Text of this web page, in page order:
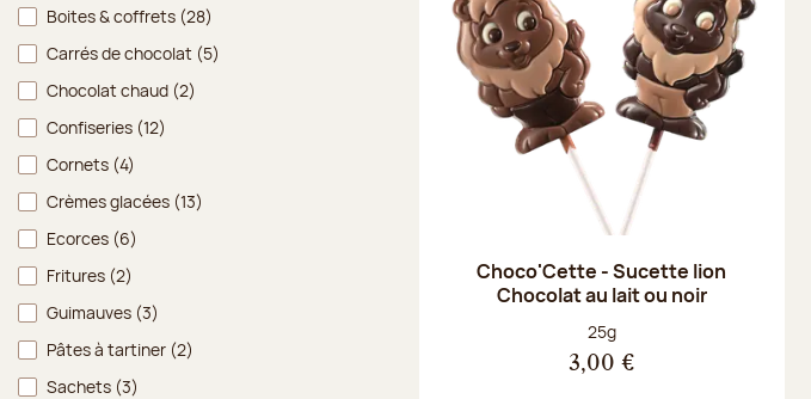
Boites & coffrets (28)
Carrés de chocolat (5)
Chocolat chaud (2)
Confiseries (12)
Cornets (4)
Crèmes glacées (13)
Ecorces (6)
Fritures (2)
Guimauves (3)
Pâtes à tartiner (2)
Sachets (3)
Choco'Cette - Sucette lion
Chocolat au lait ou noir
Poids net :
25g
3,00 €